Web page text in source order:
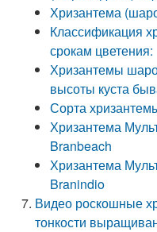
Хризантема
Классификация
срокам цветения:
Хризантемы
высоты куста
Сорта
Хризантема
Branbeach
Хризантема
Branindio
Видео роскошные
тонкости